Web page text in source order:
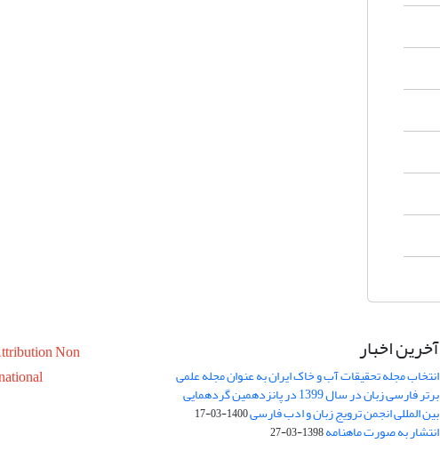
آخرین اخبار
انتخاب مجله تحقیقات آب و خاک ایران به عنوان مجله علمی
برتر فارسی زبان در سال 1399 در پانزدهمین گردهمایی
بین المللی انجمن ترویج زبان و ادب فارسی1400-03-17
انتشار به صورت ماهنامه1398-03-27
Non